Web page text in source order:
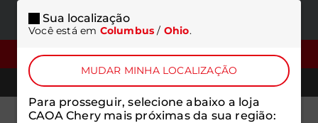
MENU
FILTROS
TELEFONES
Sua localização
Você está em Columbus / Ohio.
MUDAR MINHA LOCALIZAÇÃO
Para prosseguir, selecione abaixo a loja
CAOA Chery mais próximas da sua região: